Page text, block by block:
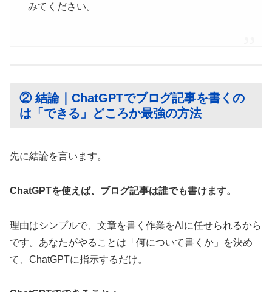
みてください。
② 結論｜ChatGPTでブログ記事を書くの
は「できる」どころか最強の方法
先に結論を言います。
ChatGPTを使えば、ブログ記事は誰でも書けます。
理由はシンプルで、文章を書く作業をAIに任せられるから
です。あなたがやることは「何について書くか」を決め
て、ChatGPTに指示するだけ。